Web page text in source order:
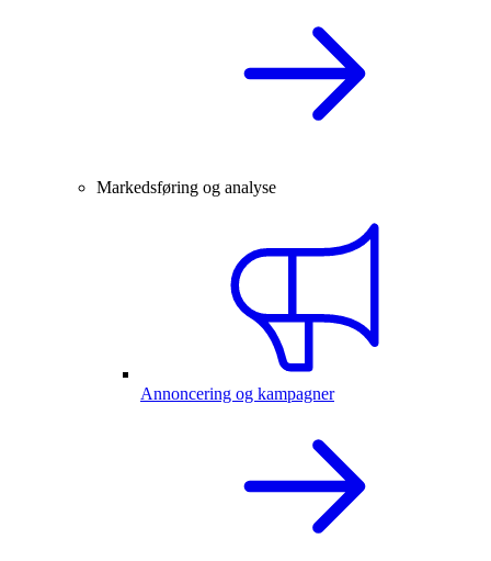
Markedsføring og analyse
Annoncering og kampagner